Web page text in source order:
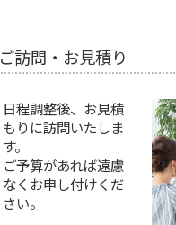
ご訪問・お見積り
日程調整後、お見積
もりに訪問いたしま
す。
ご予算があれば遠慮
なくお申し付けくだ
さい。